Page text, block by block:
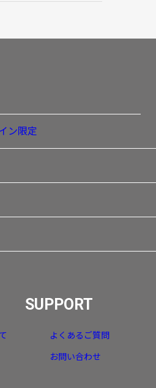
ン限定
SUPPORT
よくあるご質問
お問い合わせ